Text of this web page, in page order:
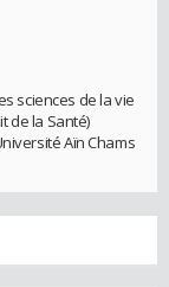
sciences de la vie
de la Santé)
Aïn Chams